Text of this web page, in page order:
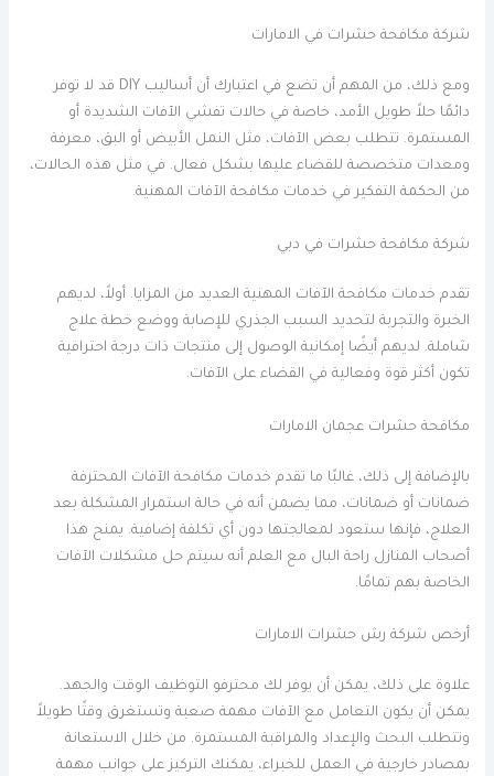
شركة مكافحة حشرات في الامارات
ومع ذلك، من المهم أن تضع في اعتبارك أن أساليب DIY قد لا توفر
دائمًا حلاً طويل الأمد، خاصة في حالات تفشي الآفات الشديدة أو
المستمرة. تتطلب بعض الآفات، مثل النمل الأبيض أو البق، معرفة
ومعدات متخصصة للقضاء عليها بشكل فعال. في مثل هذه الحالات،
من الحكمة التفكير في خدمات مكافحة الآفات المهنية.
شركة مكافحة حشرات في دبي
تقدم خدمات مكافحة الآفات المهنية العديد من المزايا. أولاً، لديهم
الخبرة والتجربة لتحديد السبب الجذري للإصابة ووضع خطة علاج
شاملة. لديهم أيضًا إمكانية الوصول إلى منتجات ذات درجة احترافية
تكون أكثر قوة وفعالية في القضاء على الآفات.
مكافحة حشرات عجمان الامارات
بالإضافة إلى ذلك، غالبًا ما تقدم خدمات مكافحة الآفات المحترفة
ضمانات أو ضمانات، مما يضمن أنه في حالة استمرار المشكلة بعد
العلاج، فإنها ستعود لمعالجتها دون أي تكلفة إضافية. يمنح هذا
أصحاب المنازل راحة البال مع العلم أنه سيتم حل مشكلات الآفات
الخاصة بهم تمامًا.
أرخص شركة رش حشرات الامارات
علاوة على ذلك، يمكن أن يوفر لك محترفو التوظيف الوقت والجهد.
يمكن أن يكون التعامل مع الآفات مهمة صعبة وتستغرق وقتًا طويلاً
وتتطلب البحث والإعداد والمراقبة المستمرة. من خلال الاستعانة
بمصادر خارجية في العمل للخبراء، يمكنك التركيز على جوانب مهمة